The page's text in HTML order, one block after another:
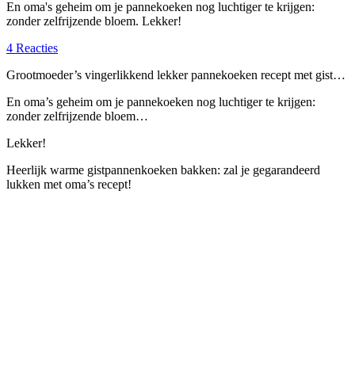
En oma's geheim om je pannekoeken nog luchtiger te krijgen:
zonder zelfrijzende bloem. Lekker!
4 Reacties
Grootmoeder’s vingerlikkend lekker pannekoeken recept met gist…
En oma’s geheim om je pannekoeken nog luchtiger te krijgen:
zonder zelfrijzende bloem…
Lekker!
Heerlijk warme gistpannenkoeken bakken: zal je gegarandeerd
lukken met oma’s recept!